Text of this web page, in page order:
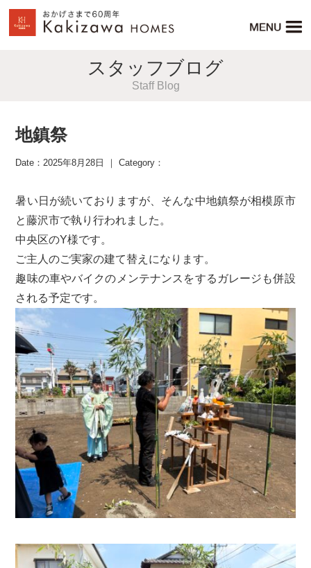
スタッフブログ
Staff Blog
地鎮祭
Date：2025年8月28日 ｜ Category：
暑い日が続いておりますが、そんな中地鎮祭が相模原市
と藤沢市で執り行われました。
中央区のY様です。
ご主人のご実家の建て替えになります。
趣味の車やバイクのメンテナンスをするガレージも併設
される予定です。